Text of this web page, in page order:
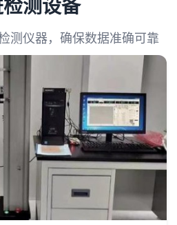
测设备
测仪器，确保数据准确可靠